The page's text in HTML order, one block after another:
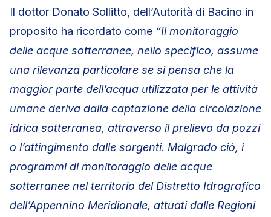
Il dottor Donato Sollitto, dell’Autorità di Bacino in
proposito ha ricordato come “Il monitoraggio
delle acque sotterranee, nello specifico, assume
una rilevanza particolare se si pensa che la
maggior parte dell’acqua utilizzata per le attività
umane deriva dalla captazione della circolazione
idrica sotterranea, attraverso il prelievo da pozzi
o l’attingimento dalle sorgenti. Malgrado ciò, i
programmi di monitoraggio delle acque
sotterranee nel territorio del Distretto Idrografico
dell’Appennino Meridionale, attuati dalle Regioni